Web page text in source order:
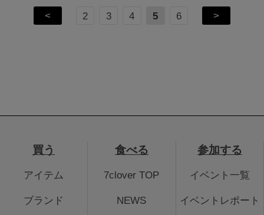
< 2 3 4 5 6 >
買う
アイテム
ブランド
食べる
7clover TOP
NEWS
参加する
イベント一覧
イベントレポート